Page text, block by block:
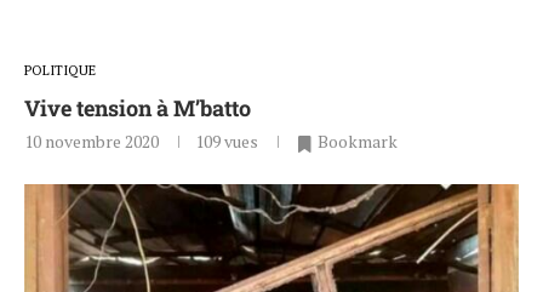
POLITIQUE
Vive tension à M’batto
10 novembre 2020 109vues Bookmark